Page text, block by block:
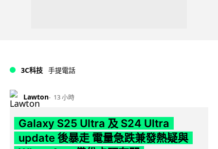
3C科技 手提電話
Lawton 13 小時
Galaxy S25 Ultra 及 S24 Ultra
update 後暴走 電量急跌兼發熱疑與